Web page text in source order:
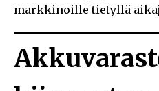
markkinoille tietyllä